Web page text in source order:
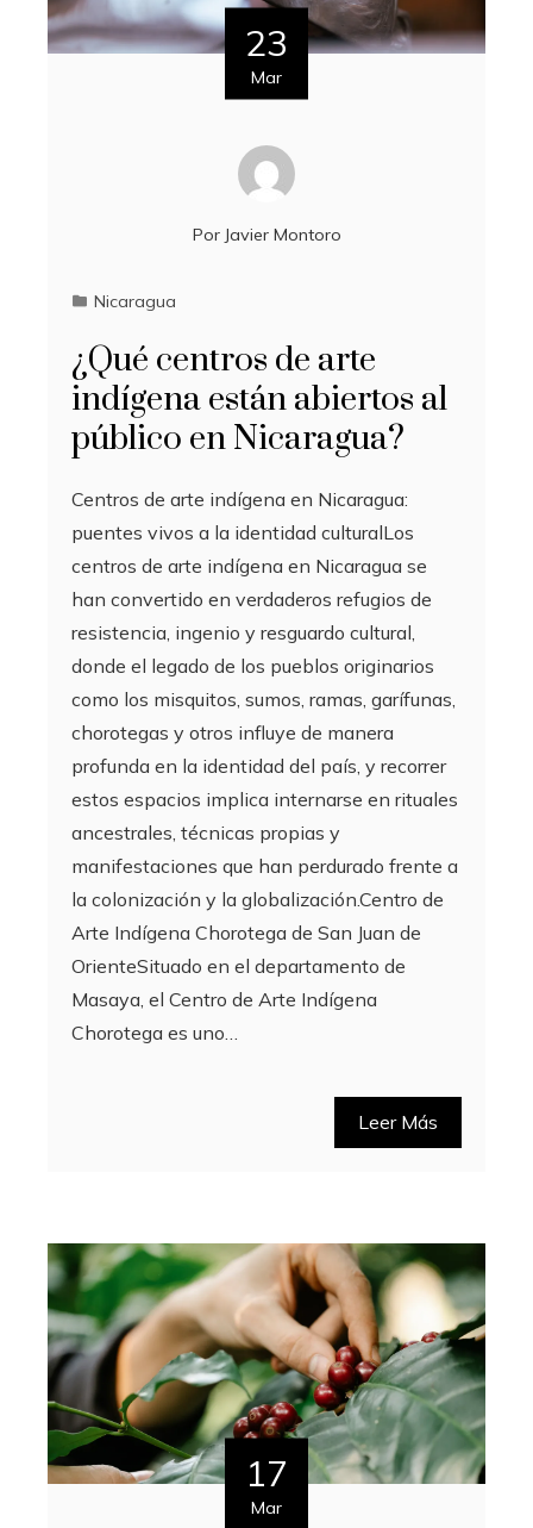
23
Mar
Por Javier Montoro
Nicaragua
¿Qué centros de arte
indígena están abiertos al
público en Nicaragua?
Centros de arte indígena en Nicaragua:
puentes vivos a la identidad culturalLos
centros de arte indígena en Nicaragua se
han convertido en verdaderos refugios de
resistencia, ingenio y resguardo cultural,
donde el legado de los pueblos originarios
como los misquitos, sumos, ramas, garífunas,
chorotegas y otros influye de manera
profunda en la identidad del país, y recorrer
estos espacios implica internarse en rituales
ancestrales, técnicas propias y
manifestaciones que han perdurado frente a
la colonización y la globalización.Centro de
Arte Indígena Chorotega de San Juan de
OrienteSituado en el departamento de
Masaya, el Centro de Arte Indígena
Chorotega es uno…
Leer Más
17
Mar